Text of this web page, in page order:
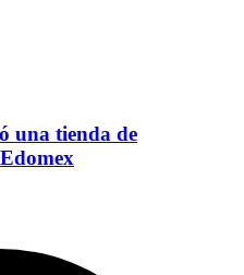
una tienda de